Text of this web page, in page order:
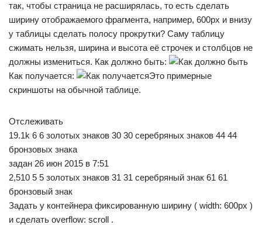
так, чтобы страница не расширялась, то есть сделать
ширину отображаемого фрагмента, например, 600px и внизу
у таблицы сделать полосу прокрутки? Саму таблицу
сжимать нельзя, ширина и высота её строчек и столбцов не
должны измениться. Как должно быть:
Как получается:
Это примерные
скриншоты на обычной таблице.
Отслеживать
19.1k 6 6 золотых знаков 30 30 серебряных знаков 44 44
бронзовых знака
задан 26 июн 2015 в 7:51
2,510 5 5 золотых знаков 31 31 серебряный знак 61 61
бронзовый знак
Задать у контейнера фиксированную ширину ( width: 600px )
и сделать overflow: scroll .